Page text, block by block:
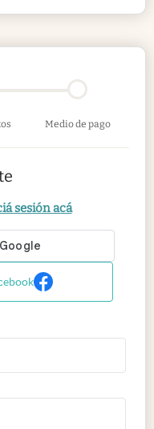
Medio de pago
sesión acá